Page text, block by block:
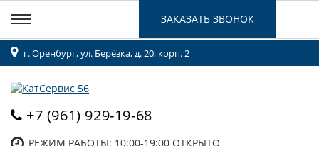
г. Оренбург, ул. Берёзка, д. 20, корп. 2
+7 (961) 929-19-68
РЕЖИМ РАБОТЫ: 10:00-19:00 ОТКРЫТО
ЗАКАЗАТЬ ЗВОНОК